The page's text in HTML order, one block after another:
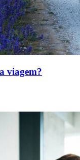
viagem?